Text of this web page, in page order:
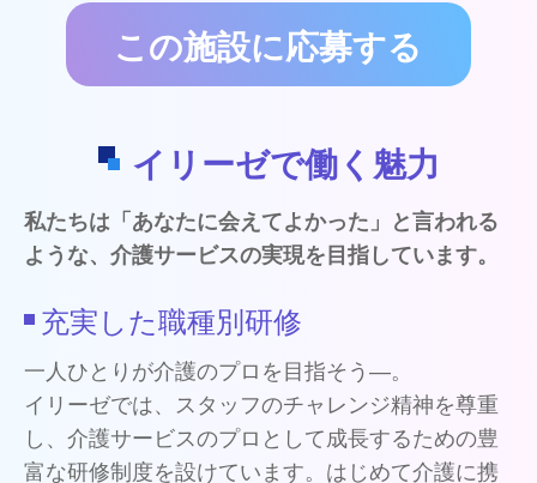
この施設に応募する
イリーゼで働く魅力
私たちは「あなたに会えてよかった」と言われる
ような、介護サービスの実現を目指しています。
充実した職種別研修
一人ひとりが介護のプロを目指そう―。
イリーゼでは、スタッフのチャレンジ精神を尊重
し、介護サービスのプロとして成長するための豊
富な研修制度を設けています。はじめて介護に携